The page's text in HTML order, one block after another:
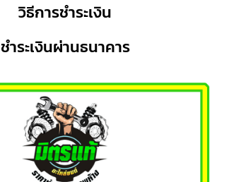
วิธีการชำระเงิน
ชำระเงินผ่านธนาคาร